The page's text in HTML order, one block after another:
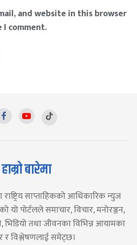
and website in this browser
comment.
हाम्रो बारेमा
साप्ताहिकको आधिकारिक न्युज
यो पोर्टलले समाचार, विचार, मनोरञ्जन,
भिडियो तथा जीवनका विभिन्न आयामका
र विश्लेषणलाई समेट्छ।